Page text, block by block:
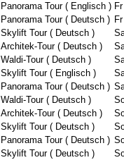
Panorama Tour ( Englisch ) Fr
Panorama Tour ( Deutsch ) Fr
Skylift Tour ( Deutsch )
Architek-Tour ( Deutsch )
Waldi-Tour ( Deutsch )
Skylift Tour ( Englisch )
Panorama Tour ( Deutsch )
Waldi-Tour ( Deutsch )
Architek-Tour ( Deutsch )
Skylift Tour ( Deutsch )
Panorama Tour ( Deutsch )
Skylift Tour ( Deutsch )